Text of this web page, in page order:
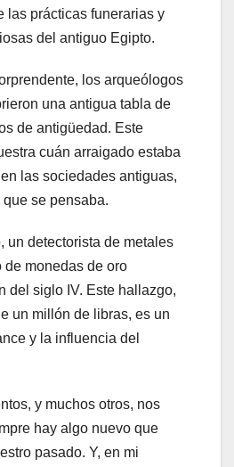
las prácticas funerarias y
del antiguo Egipto.
los arqueólogos
una antigua tabla de
de antigüedad. Este
cuán arraigado estaba
las sociedades antiguas,
se pensaba.
un detectorista de metales
de monedas de oro
del siglo IV. Este hallazgo,
un millón de libras, es un
y la influencia del
y muchos otros, nos
hay algo nuevo que
pasado. Y, en mi